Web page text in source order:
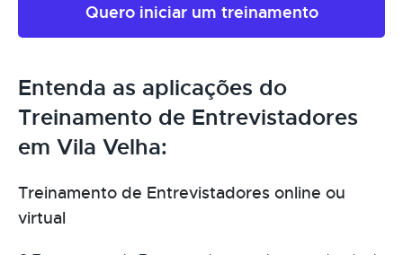
Quero iniciar um treinamento
Entenda as aplicações do
Treinamento de Entrevistadores
em Vila Velha:
Treinamento de Entrevistadores online ou
virtual